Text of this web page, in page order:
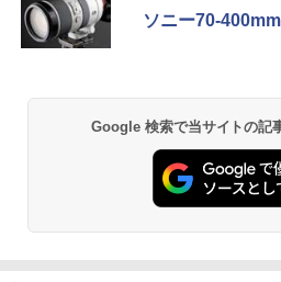
ソニー70-400mm
Google 検索で当サイトの記